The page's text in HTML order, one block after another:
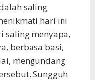
saling
hari ini
saling menyapa,
berbasa basi,
mengundang
Sungguh